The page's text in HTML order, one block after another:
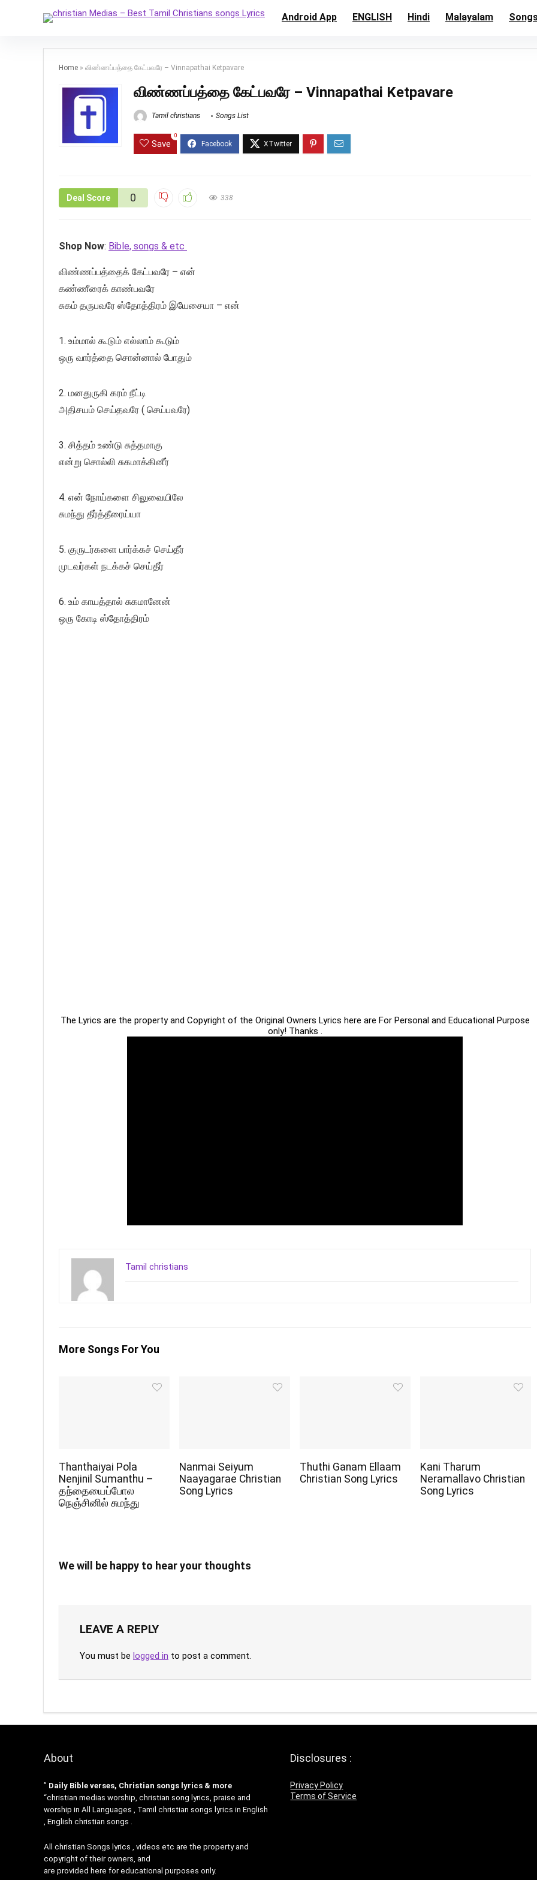
Android App ENGLISH Hindi Malayalam
Home » விண்ணப்பத்தை கேட்பவரே – Vinnapathai Ketpavare
விண்ணப்பத்தை கேட்பவரே – Vinnapathai Ketpavare
Tamil christians Songs List
Save
0
Deal Score 0 338
Shop Now: Bible, songs & etc
விண்ணப்பத்தைக் கேட்பவரே – என்
கண்ணீரைக் காண்பவரே
சுகம் தருபவரே ஸ்தோத்திரம் இயேசையா – என்
1. உம்மால் கூடும் எல்லாம் கூடும்
ஒரு வார்த்தை சொன்னால் போதும்
2. மனதுருகி கரம் நீட்டி
அதிசயம் செய்தவரே ( செய்பவரே)
3. சித்தம் உண்டு சுத்தமாகு
என்று சொல்லி சுகமாக்கினீர்
4. என் நோய்களை சிலுவையிலே
சுமந்து தீர்த்தீரைய்யா
5. குருடர்களை பார்க்கச் செய்தீர்
முடவர்கள் நடக்கச் செய்தீர்
6. உம் காயத்தால் சுகமானேன்
ஒரு கோடி ஸ்தோத்திரம்
The Lyrics are the property and Copyright of the Original Owners Lyrics here are For Personal and Educational Purpose
only! Thanks .
Tamil christians
More Songs For You
Thanthaiyai Pola
Nenjinil Sumanthu –
தந்தையைப்போல
நெஞ்சினில் சுமந்து
Nanmai Seiyum
Naayagarae Christian
Song Lyrics
Thuthi Ganam Ellaam
Christian Song Lyrics
Kani Tharum
Neramallavo Christian
Song Lyrics
We will be happy to hear your thoughts
LEAVE A REPLY
You must be logged in to post a comment.
About
” Daily Bible verses, Christian songs lyrics & more
“christian medias worship, christian song lyrics, praise and
worship in All Languages , Tamil christian songs lyrics in English
, English christian songs .
All christian Songs lyrics , videos etc are the property and
copyright of their owners, and
are provided here for educational purposes only.
Disclosures :
Privacy Policy
Terms of Service